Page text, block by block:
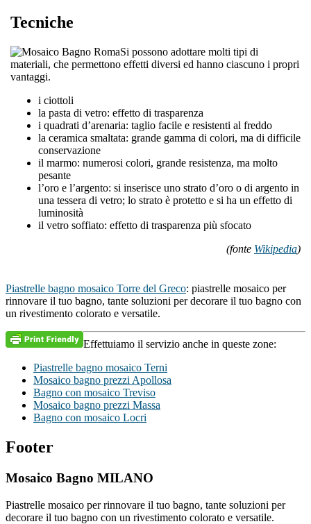
Tecniche
Si possono adottare molti tipi di
materiali, che permettono effetti diversi ed hanno ciascuno i propri
vantaggi.
i ciottoli
la pasta di vetro: effetto di trasparenza
i quadrati d’arenaria: taglio facile e resistenti al freddo
la ceramica smaltata: grande gamma di colori, ma di difficile
conservazione
il marmo: numerosi colori, grande resistenza, ma molto
pesante
l’oro e l’argento: si inserisce uno strato d’oro o di argento in
una tessera di vetro; lo strato è protetto e si ha un effetto di
luminosità
il vetro soffiato: effetto di trasparenza più sfocato
(fonte Wikipedia)
Piastrelle bagno mosaico Torre del Greco: piastrelle mosaico per
rinnovare il tuo bagno, tante soluzioni per decorare il tuo bagno con
un rivestimento colorato e versatile.
Effettuiamo il servizio anche in queste zone:
Piastrelle bagno mosaico Terni
Mosaico bagno prezzi Apollosa
Bagno con mosaico Treviso
Mosaico bagno prezzi Massa
Bagno con mosaico Locri
Footer
Mosaico Bagno MILANO
Piastrelle mosaico per rinnovare il tuo bagno, tante soluzioni per
decorare il tuo bagno con un rivestimento colorato e versatile.